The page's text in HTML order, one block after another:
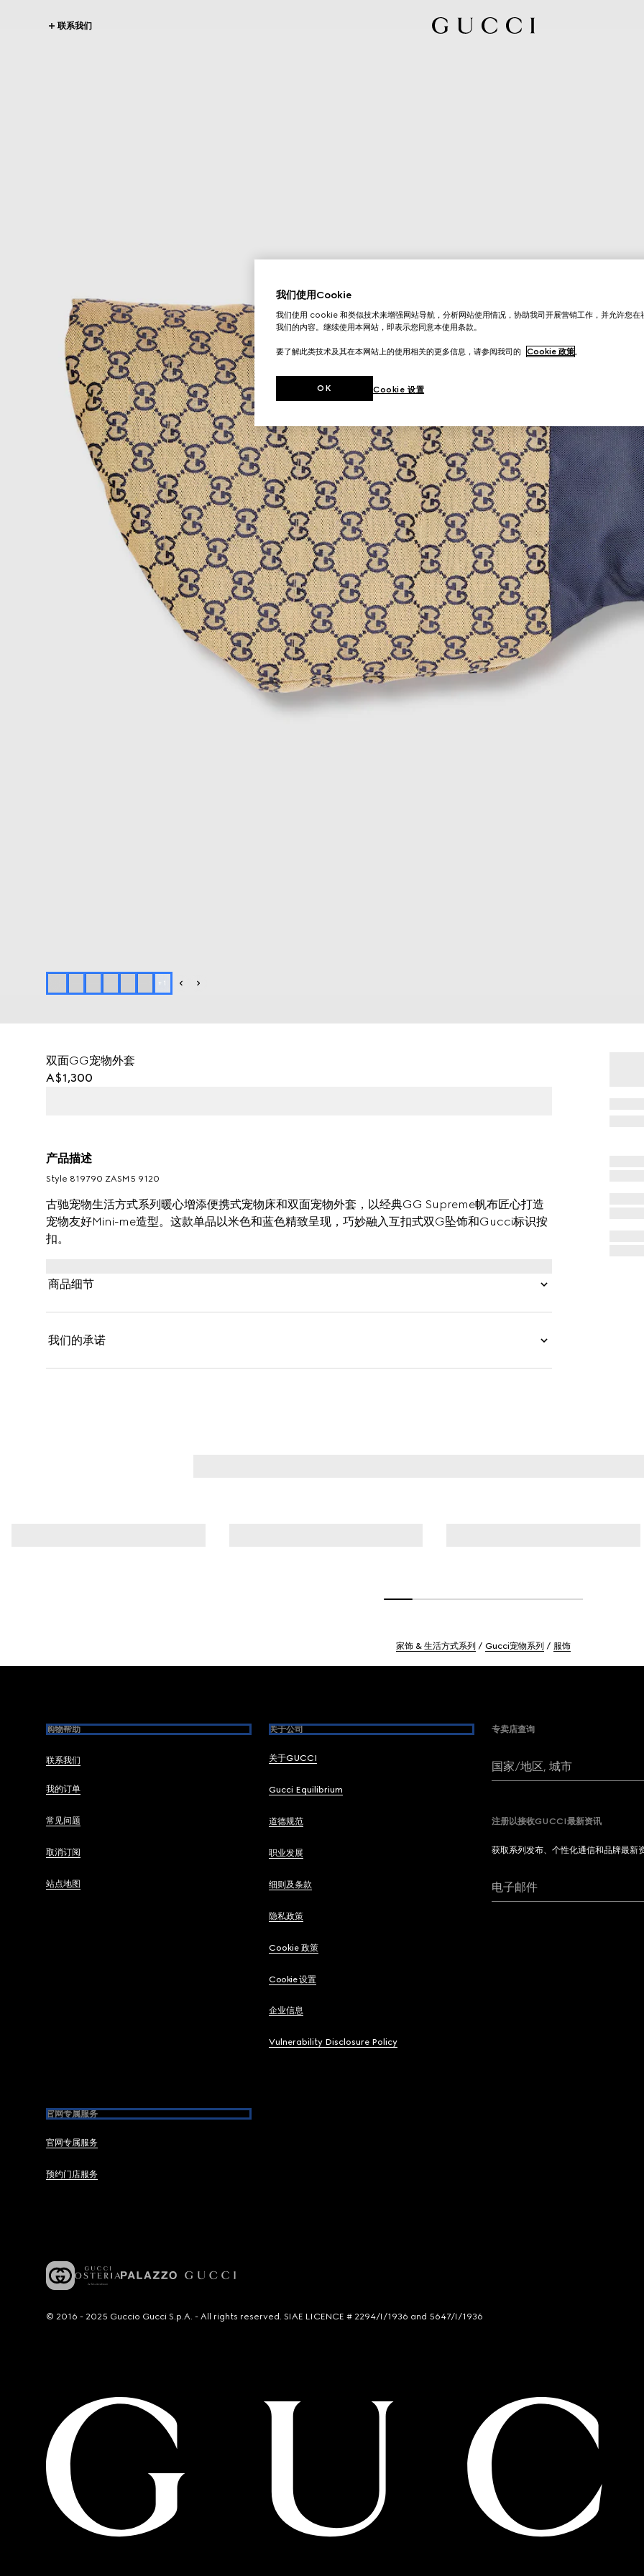
联系我们
+ 1
双面GG宠物外套
A$1,300
产品描述
Style ‎819790 ZASM5 9120
古驰宠物生活方式系列暖心增添便携式宠物床和双面宠物外套，以经典GG Supreme帆布匠心打造
宠物友好Mini-me造型。这款单品以米色和蓝色精致呈现，巧妙融入互扣式双G坠饰和Gucci标识按
扣。
商品细节
我们的承诺
家饰 & 生活方式系列 Gucci宠物系列 服饰
购物帮助
联系我们
我的订单
常见问题
取消订阅
站点地图
关于公司
关于GUCCI
Gucci Equilibrium
道德规范
职业发展
细则及条款
隐私政策
Cookie 政策
Cookie 设置
企业信息
Vulnerability Disclosure Policy
官网专属服务
官网专属服务
预约门店服务
专卖店查询
国家/地区, 城市
注册以接收GUCCI最新资讯
获取系列发布、个性化通信和品牌最新
电子邮件
© 2016 - 2025 Guccio Gucci S.p.A. - All rights reserved. SIAE LICENCE # 2294/I/1936 and 5647/I/1936
我们使用Cookie
我们使用 cookie 和类似技术来增强网站导航，分析网站使用情况，协助我司开展营销工作，并允许您在
我们的内容。继续使用本网站，即表示您同意本使用条款。
要了解此类技术及其在本网站上的使用相关的更多信息，请参阅我司的 Cookie 政策。
Cookie 设置
OK